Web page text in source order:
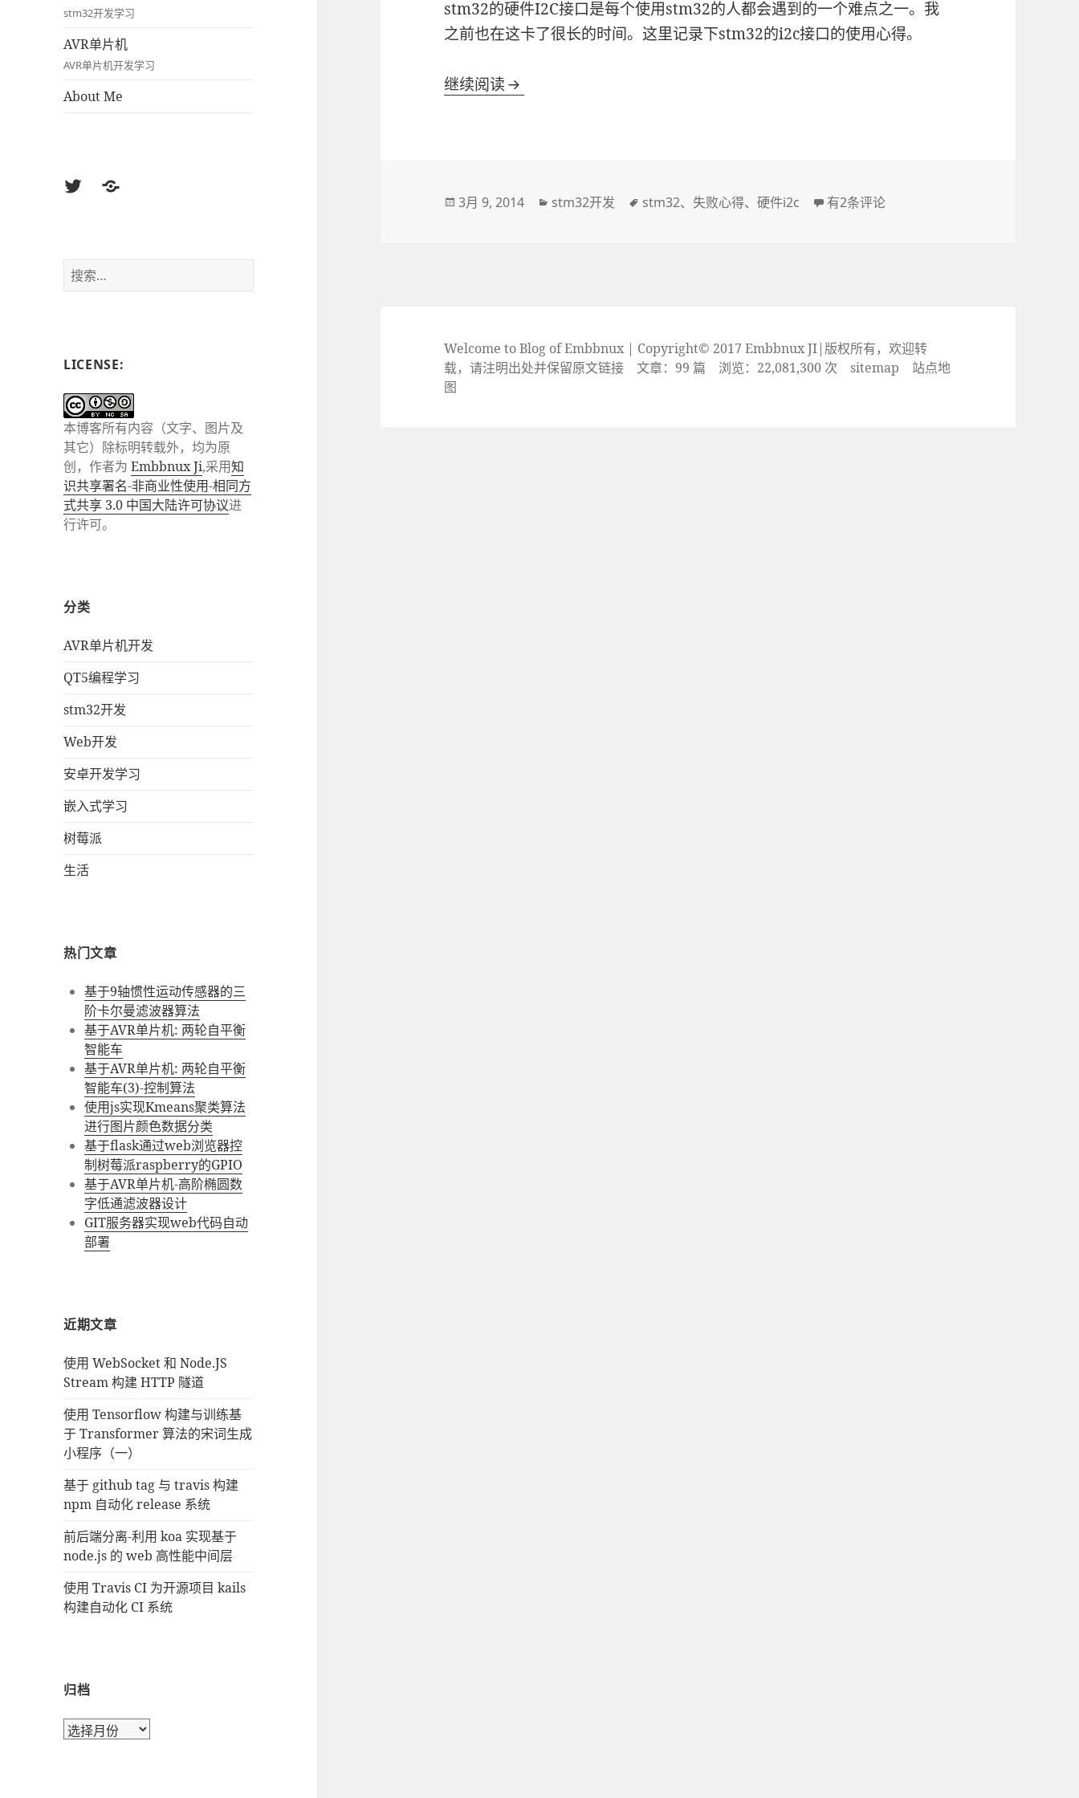
stm32开发学习
AVR单片机
AVR单片机开发学习
About Me
TwitterWeibo
搜
索：
LICENSE:
本博客所有内容（文字、图片及
其它）除标明转载外，均为原
创，作者为Embbnux Ji,采用知
识共享署名-非商业性使用-相同方
式共享 3.0 中国大陆许可协议进
行许可。
分类
AVR单片机开发
QT5编程学习
stm32开发
Web开发
安卓开发学习
嵌入式学习
树莓派
生活
热门文章
基于9轴惯性运动传感器的三
阶卡尔曼滤波器算法
基于AVR单片机: 两轮自平衡
智能车
基于AVR单片机: 两轮自平衡
智能车(3)-控制算法
使用js实现Kmeans聚类算法
进行图片颜色数据分类
基于flask通过web浏览器控
制树莓派raspberry的GPIO
基于AVR单片机-高阶椭圆数
字低通滤波器设计
GIT服务器实现web代码自动
部署
近期文章
使用 WebSocket 和 Node.JS
Stream 构建 HTTP 隧道
使用 Tensorflow 构建与训练基
于 Transformer 算法的宋词生成
小程序（一）
基于 github tag 与 travis 构建
npm 自动化 release 系统
前后端分离-利用 koa 实现基于
node.js 的 web 高性能中间层
使用 Travis CI 为开源项目 kails
构建自动化 CI 系统
归档
归
stm32的硬件I2C接口是每个使用stm32的人都会遇到的一个难点之一。我
之前也在这卡了很长的时间。这里记录下stm32的i2c接口的使用心得。
继续阅读stm32下使用硬件I2C心得
发
3月 9, 2014
分
stm32开发
标
stm32、 失败心得、硬件i2c stm32下使用硬件I2C心得
有2条评论
Welcome to Blog of Embbnux | Copyright© 2017 Embbnux JI|版权所有，欢迎转
载，请注明出处并保留原文链接 文章：99 篇 浏览：22,081,300 次sitemap
站点地
图